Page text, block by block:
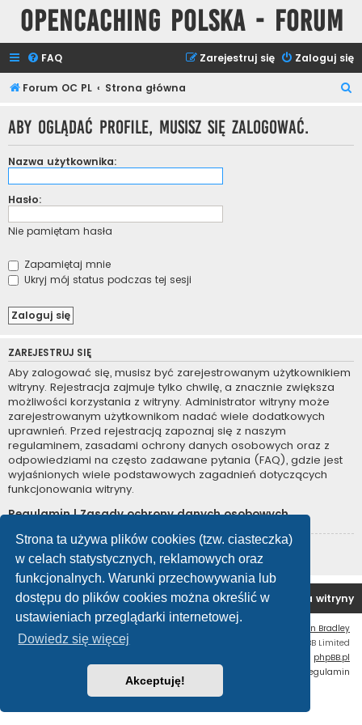
Strona ta używa plików cookies (tzw. ciasteczka)
w celach statystycznych, reklamowych oraz
funkcjonalnych. Warunki przechowywania lub
dostępu do plików cookies można określić w
ustawieniach przeglądarki internetowej.
Dowiedz się więcej
Akceptuję!
Opencaching Polska - Forum
FAQ Zaloguj się
Zarejestruj się
Forum OC PL Strona główna
k
Aby oglądać profile, musisz się zalogować.
Nazwa użytkownika:
Hasło:
Nie pamiętam hasła
Zapamiętaj mnie
Ukryj mój status podczas tej sesji
ZAREJESTRUJ SIĘ
Aby zalogować się, musisz być zarejestrowanym użytkownikiem
witryny. Rejestracja zajmuje tylko chwilę, a znacznie zwiększa
możliwości korzystania z witryny. Administrator witryny może
zarejestrowanym użytkownikom nadać wiele dodatkowych
uprawnień. Przed rejestracją zapoznaj się z naszym
regulaminem, zasadami ochrony danych osobowych oraz z
odpowiedziami na często zadawane pytania (FAQ), gdzie jest
wyjaśnionych wiele podstawowych zagadnień dotyczących
funkcjonowania witryny.
Regulamin|Zasady ochrony danych osobowych
Zarejestruj się
Forum OC PL Strona główna Usuń ciasteczka witryny
Ian Bradley
Technologię dostarcza
® Forum Software © phpBB Limited
phpBB.pl
Regulamin